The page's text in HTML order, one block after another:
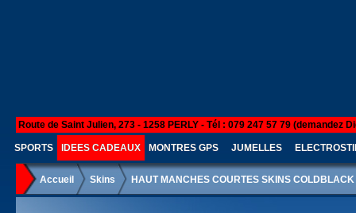
Route de Saint Julien, 273 - 1258 PERLY - Tél : 079 247 57 79 (demandez
SPORTS IDEES CADEAUX MONTRES GPS JUMELLES
Accueil Skins HAUT MANCHES COURTES SKINS